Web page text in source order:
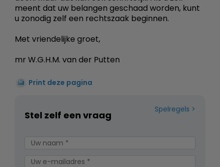
meent dat uw belangen geschaad worden, kunt
u zonodig zelf een rechtszaak beginnen.
Met vriendelijke groet,
mr W.G.H.M. van der Putten
Print deze pagina
Spelregels
Stel zelf een vraag